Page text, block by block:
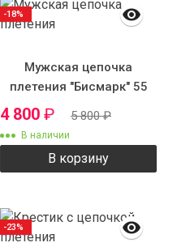
Мужская цепочка
плетения "Бисмарк" 55
4 800 ₽ 5 800₽
В наличии
В корзину
-18%
-23%